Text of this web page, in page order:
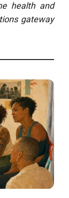
health and
gateway